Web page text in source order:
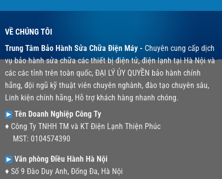
VỀ CHÚNG TÔI
Trung Tâm Bảo Hành Sửa Chữa Điện Máy - Chuyên cung cấp dịch
vụ bảo hành sửa chữa các thiết bị điện tử, điện lạnh tại Hà Nội và
các các tỉnh trên toàn quốc, ĐẠI LÝ ỦY QUYỀN bảo hành chính
hãng, đội ngũ kỹ thuật viên chuyên nghành, đào tạo chuyên sâu,
Linh kiện chính hãng, Hỗ trợ khách hàng nhanh chóng.
Tên Doanh Nghiệp Công Ty
♦ Công Ty TNHH TM và KT Điện Lạnh Thiện Phúc
MST: 0104574390
Văn phòng Điều Hành Hà Nội
♦ Số 9 Đào Duy Anh, Đống Đa, Hà Nội